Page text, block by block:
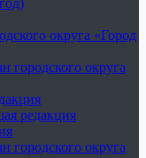
округа «Город
городского округа
редакция
городского округа